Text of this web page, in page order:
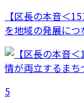
【区長の本音＜
を地域の発展につ
5